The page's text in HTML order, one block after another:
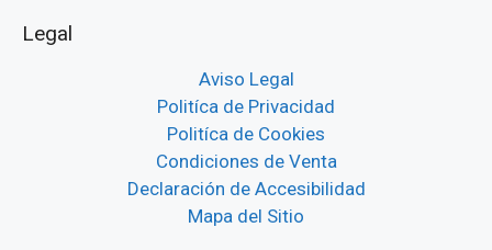
Legal
Aviso Legal
Politíca de Privacidad
Politíca de Cookies
Condiciones de Venta
Declaración de Accesibilidad
Mapa del Sitio